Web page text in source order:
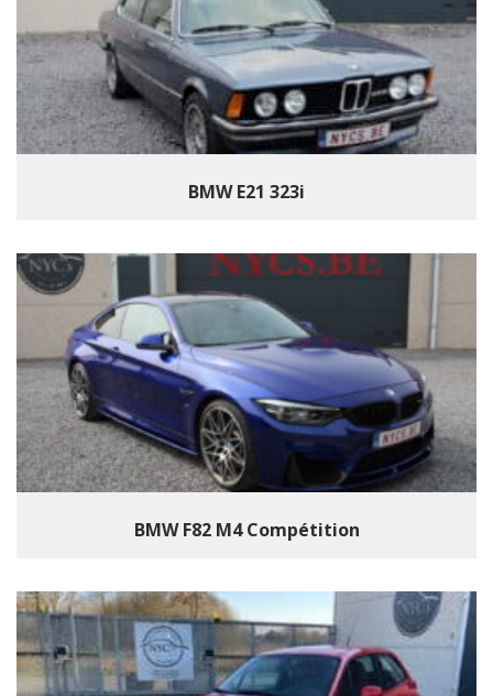
BMW E21 323i
BMW F82 M4 Compétition